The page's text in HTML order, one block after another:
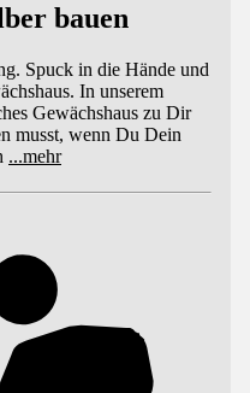
bauen
Spuck in die Hände und
In unserem
Gewächshaus zu Dir
musst, wenn Du Dein
...mehr